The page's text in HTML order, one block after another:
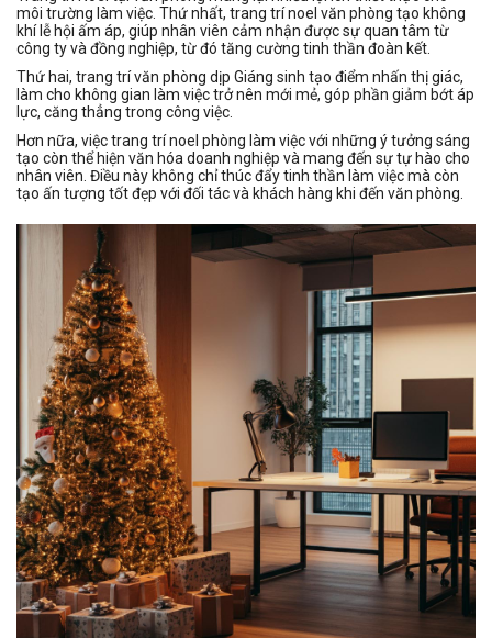
môi trường làm việc. Thứ nhất, trang trí noel văn phòng tạo không
khí lễ hội ấm áp, giúp nhân viên cảm nhận được sự quan tâm từ
công ty và đồng nghiệp, từ đó tăng cường tinh thần đoàn kết.
Thứ hai, trang trí văn phòng dịp Giáng sinh tạo điểm nhấn thị giác,
làm cho không gian làm việc trở nên mới mẻ, góp phần giảm bớt áp
lực, căng thẳng trong công việc.
Hơn nữa, việc trang trí noel phòng làm việc với những ý tưởng sáng
tạo còn thể hiện văn hóa doanh nghiệp và mang đến sự tự hào cho
nhân viên. Điều này không chỉ thúc đẩy tinh thần làm việc mà còn
tạo ấn tượng tốt đẹp với đối tác và khách hàng khi đến văn phòng.